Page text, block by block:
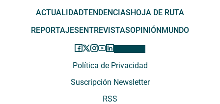
ACTUALIDADTENDENCIASHOJA DE RUTA
REPORTAJESENTREVISTASOPINIÓNMUNDO
Política de Privacidad
Suscripción Newsletter
RSS